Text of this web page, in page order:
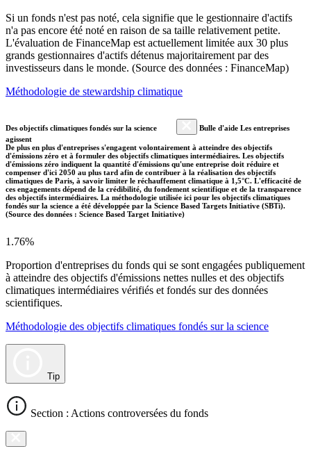
Si un fonds n'est pas noté, cela signifie que le gestionnaire d'actifs
n'a pas encore été noté en raison de sa taille relativement petite.
L'évaluation de FinanceMap est actuellement limitée aux 30 plus
grands gestionnaires d'actifs détenus majoritairement par des
investisseurs dans le monde. (Source des données : FinanceMap)
Méthodologie de stewardship climatique
Des objectifs climatiques fondés sur la science
Bulle d'aide Les entreprises
agissent
De plus en plus d'entreprises s'engagent volontairement à atteindre des objectifs
d'émissions zéro et à formuler des objectifs climatiques intermédiaires. Les objectifs
d'émissions zéro indiquent la quantité d'émissions qu'une entreprise doit réduire et
compenser d'ici 2050 au plus tard afin de contribuer à la réalisation des objectifs
climatiques de Paris, à savoir limiter le réchauffement climatique à 1,5°C. L'efficacité de
ces engagements dépend de la crédibilité, du fondement scientifique et de la transparence
des objectifs intermédiaires. La méthodologie utilisée ici pour les objectifs climatiques
fondés sur la science a été développée par la Science Based Targets Initiative (SBTi).
(Source des données : Science Based Target Initiative)
1.76%
Proportion d'entreprises du fonds qui se sont engagées publiquement
à atteindre des objectifs d'émissions nettes nulles et des objectifs
climatiques intermédiaires vérifiés et fondés sur des données
scientifiques.
Méthodologie des objectifs climatiques fondés sur la science
Tip
Section : Actions controversées du fonds